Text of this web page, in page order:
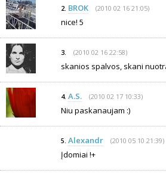
2. BROK (2010 02 16 21:05)
nice! 5
3. (2010 02 16 22:58)
skanios spalvos, skani
4. A.S. (2010 02 17 10:33)
Niu paskanaujam :)
5. Alexandr (2010 05 10 21:39)
Įdomiai !+